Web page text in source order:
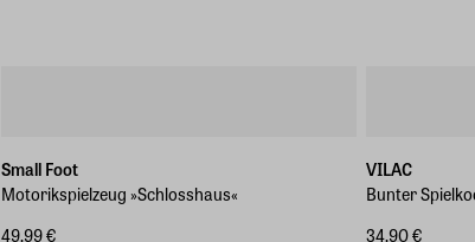
Small Foot
Motorikspielzeug »Schlosshaus«
49,99 €
VILAC
Bunter
34,90 €